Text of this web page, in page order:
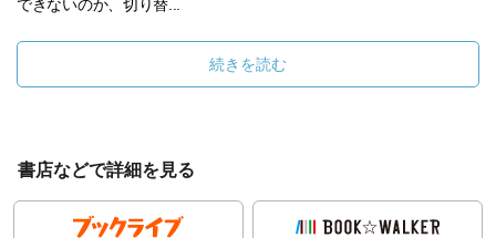
できないのか、切り替...
続きを読む
書店などで詳細を見る